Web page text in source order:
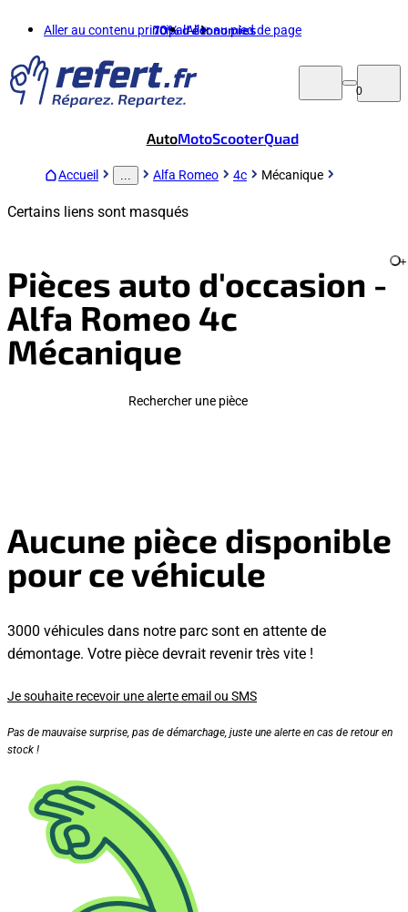
Aller au contenu principalAller au pied de page
70%d'économies
0
AutoMotoScooterQuad
Accueil Alfa Romeo 4c Mécanique
Certains liens sont masqués
Pièces auto d'occasion -
Alfa Romeo 4c
Mécanique
+
Rechercher une pièce
Aucune pièce disponible
pour ce véhicule
3000 véhicules dans notre parc sont en attente de
démontage. Votre pièce devrait revenir très vite !
Je souhaite recevoir une alerte email ou SMS
Pas de mauvaise surprise, pas de démarchage, juste une alerte en cas de retour en
stock !